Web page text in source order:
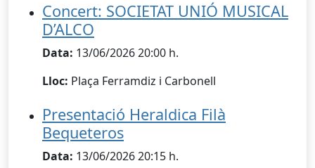
Concert: SOCIETAT UNIÓ MUSICAL
D’ALCO
Data: 13/06/2026 20:00 h.
Lloc: Plaça Ferramdiz i Carbonell
Presentació Heraldica Filà
Bequeteros
Data: 13/06/2026 20:15 h.